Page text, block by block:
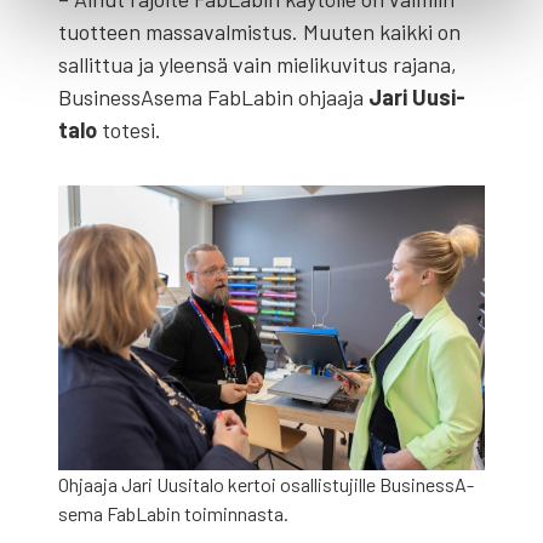
tuot­teen mas­sa­val­mis­tus. Muu­ten kaik­ki on
sal­lit­tua ja yleen­sä vain mie­li­ku­vi­tus raja­na,
Busi­ness­A­se­ma FabLa­bin ohjaa­ja Jari Uusi­
ta­lo tote­si.
Ohjaa­ja Jari Uusi­ta­lo ker­toi osal­lis­tu­jil­le Busi­ness­A­
se­ma FabLa­bin toi­min­nas­ta.